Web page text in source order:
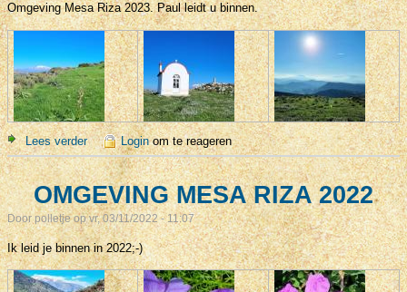
Omgeving Mesa Riza 2023. Paul leidt u binnen.
Lees verderover OMGEVING MESA RIZA 2023
Loginom te reageren
OMGEVING MESA RIZA 2022
Doorpolletjeop vr, 03/11/2022 - 11:07
Ik leid je binnen in 2022;-)